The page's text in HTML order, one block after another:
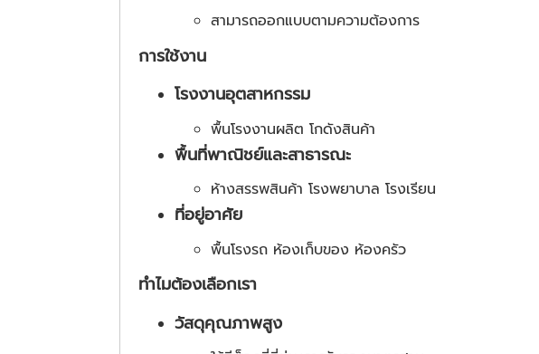
สามารถออกแบบตามความต้องการ
การใช้งาน
โรงงานอุตสาหกรรม
พื้นโรงงานผลิต โกดังสินค้า
พื้นที่พาณิชย์และสาธารณะ
ห้างสรรพสินค้า โรงพยาบาล โรงเรียน
ที่อยู่อาศัย
พื้นโรงรถ ห้องเก็บของ ห้องครัว
ทำไมต้องเลือกเรา
วัสดุคุณภาพสูง